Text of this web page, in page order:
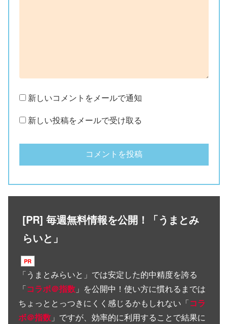
新しいコメントをメールで通知
新しい投稿をメールで受け取る
[PR] 毎週無料情報を公開！「うまとみ
らいと」
「うまとみらいと 」では安定した的中精度を誇る
「コラボ＠指数 」を公開中！使い方に慣れるまでは
ちょっととっつきにくく感じるかもしれない「コラ
ボ＠指数 」ですが、効率的に利用することで結果に